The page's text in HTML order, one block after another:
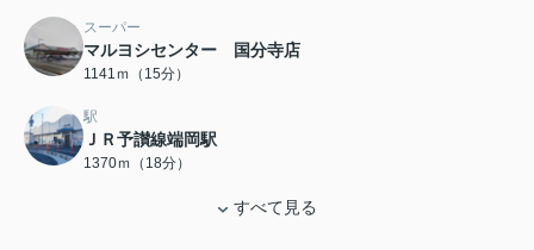
スーパー
マルヨシセンター 国分寺店
1141ｍ（15分）
駅
ＪＲ予讃線端岡駅
1370ｍ（18分）
すべて見る